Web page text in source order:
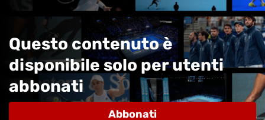
Questo contenuto è
disponibile solo per utenti
abbonati
Abbonati